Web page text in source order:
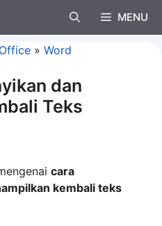
MENU
» Word
dan
Teks
cara
kembali teks